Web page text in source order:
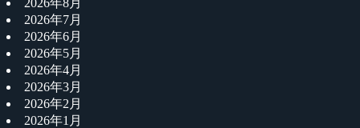
2026年8月
2026年7月
2026年6月
2026年5月
2026年4月
2026年3月
2026年2月
2026年1月